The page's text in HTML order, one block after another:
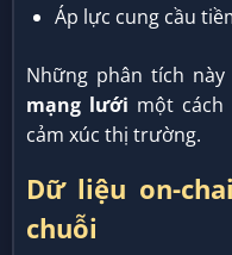
Áp lực cung cầu
Những phân tích
mạng lưới một
cảm xúc thị trường.
Dữ liệu on-
chuỗi